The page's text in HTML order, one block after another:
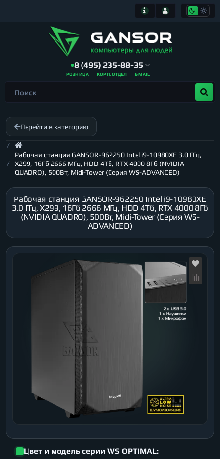
8 (495) 235-88-35
РОЗНИЦА КОРП. ОТДЕЛ E-MAIL
Перейти в категорию
Рабочая станция GANSOR-962250 Intel i9-10980XE 3.0 ГГц,
X299, 16Гб 2666 МГц, HDD 4Тб, RTX 4000 8Гб (NVIDIA
QUADRO), 500Вт, Midi-Tower (Серия WS-ADVANCED)
Рабочая станция GANSOR-962250 Intel i9-10980XE
3.0 ГГц, X299, 16Гб 2666 МГц, HDD 4Тб, RTX 4000 8Гб
(NVIDIA QUADRO), 500Вт, Midi-Tower (Серия WS-
ADVANCED)
Цвет и модель серии WS OPTIMAL: